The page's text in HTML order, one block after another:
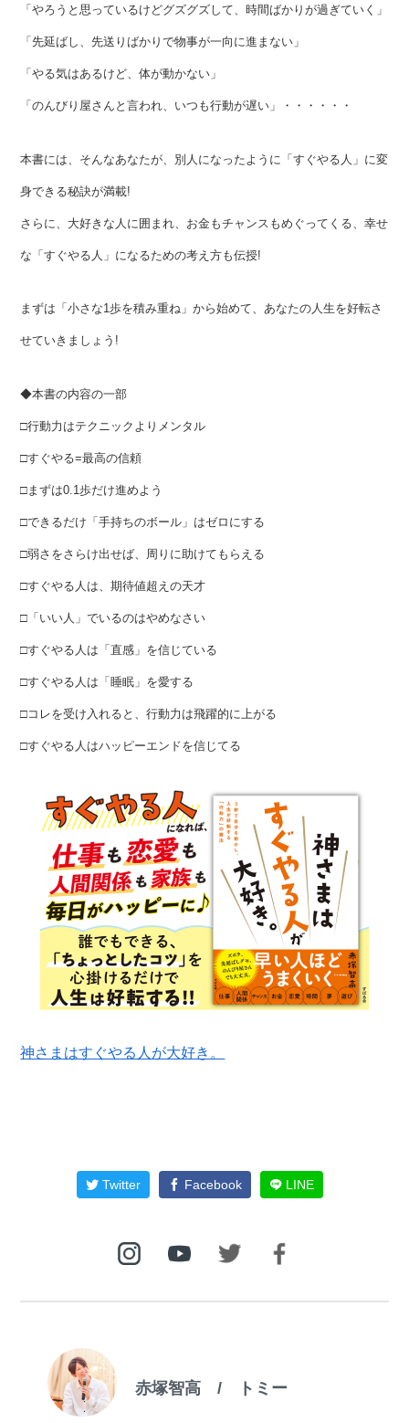
「やろうと思っているけどグズグズして、時間ばかりが過ぎていく」
「先延ばし、先送りばかりで物事が一向に進まない」
「やる気はあるけど、体が動かない」
「のんびり屋さんと言われ、いつも行動が遅い」・・・・・・
本書には、そんなあなたが、別人になったように「すぐやる人」に変
身できる秘訣が満載!
さらに、大好きな人に囲まれ、お金もチャンスもめぐってくる、幸せ
な「すぐやる人」になるための考え方も伝授!
まずは「小さな1歩を積み重ね」から始めて、あなたの人生を好転さ
せていきましょう!
◆本書の内容の一部
□行動力はテクニックよりメンタル
□すぐやる=最高の信頼
□まずは0.1歩だけ進めよう
□できるだけ「手持ちのボール」はゼロにする
□弱さをさらけ出せば、周りに助けてもらえる
□すぐやる人は、期待値超えの天才
□「いい人」でいるのはやめなさい
□すぐやる人は「直感」を信じている
□すぐやる人は「睡眠」を愛する
□コレを受け入れると、行動力は飛躍的に上がる
□すぐやる人はハッピーエンドを信じてる
神さまはすぐやる人が大好き。
Twitter Facebook LINE
赤塚智高 / トミー